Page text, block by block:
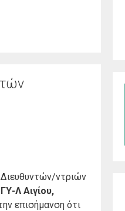
ντριών
Λ Αιγίου,
επισήμανση ότι